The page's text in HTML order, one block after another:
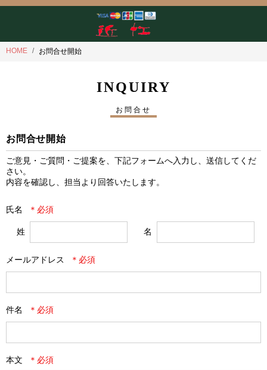
HOME お問合せ開始
INQUIRY
お問合せ
お問合せ開始
ご意見・ご質問・ご提案を、下記フォームへ入力し、送信してくだ
さい。
内容を確認し、担当より回答いたします。
氏名
姓 名
メールアドレス
件名
本文